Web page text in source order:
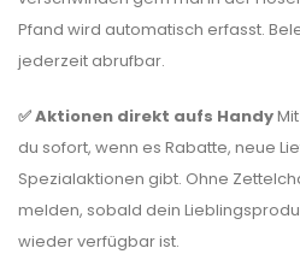
Pfand wird automatisch erfasst.
jederzeit abrufbar.
✅ Aktionen direkt aufs Handy
du sofort, wenn es Rabatte, neue
Spezialaktionen gibt. Ohne
melden, sobald dein
wieder verfügbar ist.